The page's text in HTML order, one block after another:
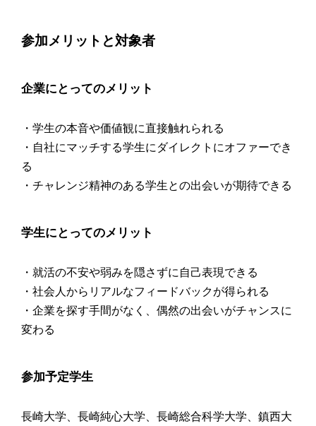
参加メリットと対象者
企業にとってのメリット
・学生の本音や価値観に直接触れられる
・自社にマッチする学生にダイレクトにオファーでき
る
・チャレンジ精神のある学生との出会いが期待できる
学生にとってのメリット
・就活の不安や弱みを隠さずに自己表現できる
・社会人からリアルなフィードバックが得られる
・企業を探す手間がなく、偶然の出会いがチャンスに
変わる
参加予定学生
長崎大学、長崎純心大学、長崎総合科学大学、鎮西大